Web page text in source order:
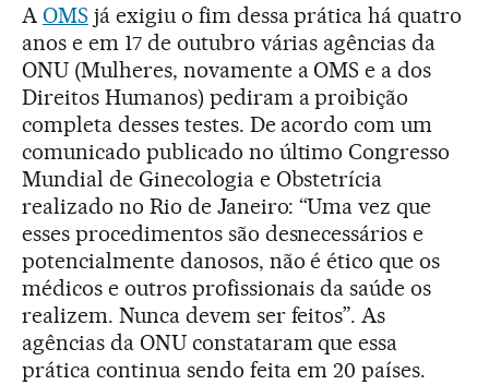
A OMS já exigiu o fim dessa prática há quatro
anos e em 17 de outubro várias agências da
ONU (Mulheres, novamente a OMS e a dos
Direitos Humanos) pediram a proibição
completa desses testes. De acordo com um
comunicado publicado no último Congresso
Mundial de Ginecologia e Obstetrícia
realizado no Rio de Janeiro: “Uma vez que
esses procedimentos são desnecessários e
potencialmente danosos, não é ético que os
médicos e outros profissionais da saúde os
realizem. Nunca devem ser feitos”. As
agências da ONU constataram que essa
prática continua sendo feita em 20 países.